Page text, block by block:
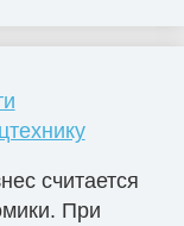
считается
При